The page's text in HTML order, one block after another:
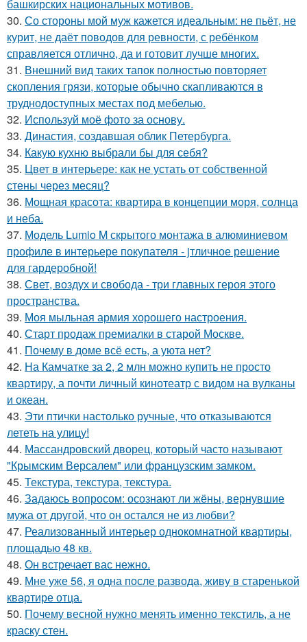
башкирских национальных мотивов.
30. Со стороны мой муж кажется идеальным: не пьёт, не
курит, не даёт поводов для ревности, с ребёнком
справляется отлично, да и готовит лучше многих.
31. Внешний вид таких тапок полностью повторяет
скопления грязи, которые обычно скапливаются в
труднодоступных местах под мебелью.
32. Используй моё фото за основу.
33. Династия, создавшая облик Петербурга.
34. Какую кухню выбрали бы для себя?
35. Цвет в интерьере: как не устать от собственной
стены через месяц?
36. Мощная красота: квартира в концепции моря, солнца
и неба.
37. Модель Lumio M скрытого монтажа в алюминиевом
профиле в интерьере покупателя - jтличное решение
для гардеробной!
38. Свет, воздух и свобода - три главных героя этого
пространства.
39. Моя мыльная армия хорошего настроения.
40. Старт продаж премиалки в старой Москве.
41. Почему в доме всё есть, а уюта нет?
42. На Камчатке за 2, 2 млн можно купить не просто
квартиру, а почти личный кинотеатр с видом на вулканы
и океан.
43. Эти птички настолько ручные, что отказываются
лететь на улицу!
44. Массандровский дворец, который часто называют
"Крымским Версалем" или французским замком.
45. Текстура, текстура, текстура.
46. Задаюсь вопросом: осознают ли жёны, вернувшие
мужа от другой, что он остался не из любви?
47. Реализованный интерьер однокомнатной квартиры,
площадью 48 кв.
48. Он встречает вас нежно.
49. Мне уже 56, я одна после развода, живу в старенькой
квартире отца.
50. Почему весной нужно менять именно текстиль, а не
краску стен.